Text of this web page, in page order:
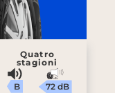
Quatro
stagioni
B 72 dB